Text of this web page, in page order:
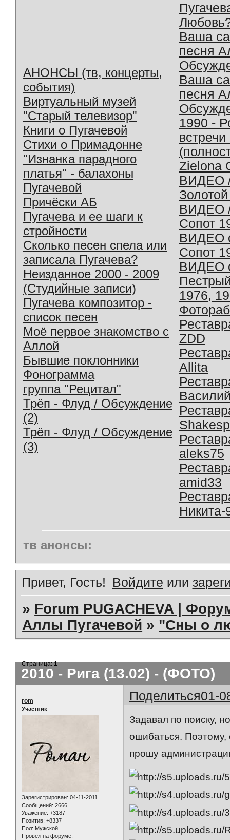
АНОНСЫ (тв, концерты,
события)
Виртуальный музей
"Старый телевизор"
Книги о Пугачевой
Стихи о Примадонне
"Изнанка парадного
платья" - балахоны
Пугачевой
Причёски АБ
Пугачева и ее шаги к
стройности
Сколько песен спела или
записала Пугачева?
Неизданное 2000 - 2009
(Студийные записи)
Пугачева композитор -
список песен
Моё первое знакомство с
Аллой
Бывшие поклонники
Фонограмма
группа "Рецитал"
Трёп - Флуд / Обсуждение
(2)
Трёп - Флуд / Обсуждение
(3)
Ваша
песня
Ваша
песня
1990 -
Zielona
ВИДЕО
ВИДЕО
Сопот
ВИДЕО
Сопот
ВИДЕО
1976,
ZDD
Allita
aleks75
amid33
Никита-
тв анонсы:
Привет, Гость! Войдите или
» Forum PUGACHEVA |
Аллы Пугачевой » "Сны о
2010 - Рига (13.02) - (ФОТО)
Страница:1
Поделиться01-
rom
Участник
Зарегистрирован: 04-11-2011
Сообщений: 2666
Уважение: +3187
Позитив: +8337
Пол: Мужской
Провел на форуме:
Задавал по поиску,
ошибаться.
прошу